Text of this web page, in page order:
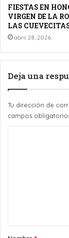
FIESTAS EN
VIRGEN DE LA
LAS
abril 28, 2026
Deja una
Tu dirección de
campos
r